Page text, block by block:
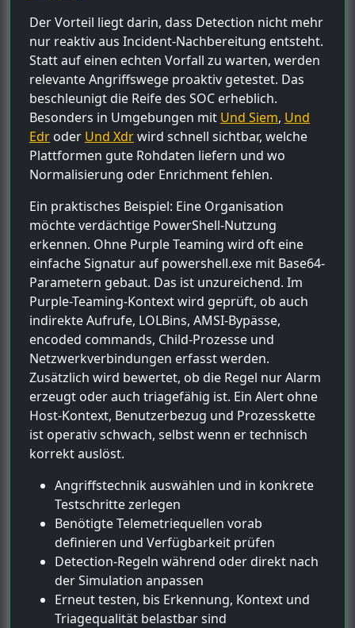
Der Vorteil liegt darin, dass Detection nicht mehr
nur reaktiv aus Incident-Nachbereitung entsteht.
Statt auf einen echten Vorfall zu warten, werden
relevante Angriffswege proaktiv getestet. Das
beschleunigt die Reife des SOC erheblich.
Besonders in Umgebungen mit Und Siem, Und
Edr oder Und Xdrwird schnell sichtbar, welche
Plattformen gute Rohdaten liefern und wo
Normalisierung oder Enrichment fehlen.
Ein praktisches Beispiel: Eine Organisation
möchte verdächtige PowerShell-Nutzung
erkennen. Ohne Purple Teaming wird oft eine
einfache Signatur auf powershell.exe mit Base64-
Parametern gebaut. Das ist unzureichend. Im
Purple-Teaming-Kontext wird geprüft, ob auch
indirekte Aufrufe, LOLBins, AMSI-Bypässe,
encoded commands, Child-Prozesse und
Netzwerkverbindungen erfasst werden.
Zusätzlich wird bewertet, ob die Regel nur Alarm
erzeugt oder auch triagefähig ist. Ein Alert ohne
Host-Kontext, Benutzerbezug und Prozesskette
ist operativ schwach, selbst wenn er technisch
korrekt auslöst.
Angriffstechnik auswählen und in konkrete
Testschritte zerlegen
Benötigte Telemetriequellen vorab
definieren und Verfügbarkeit prüfen
Detection-Regeln während oder direkt nach
der Simulation anpassen
Erneut testen, bis Erkennung, Kontext und
Triagequalität belastbar sind